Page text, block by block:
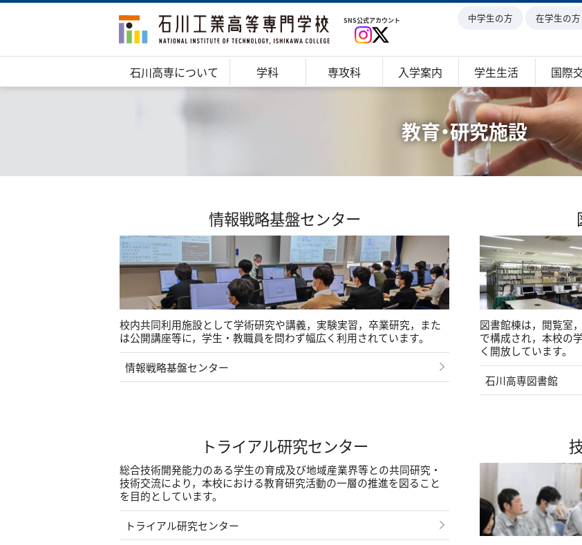
SNS公式アカウント
石川高専について 学科 専攻科 入学案内 学生生活 国際
中学生の方 在学生の方
教育・研究施設
情報戦略基盤センター
校内共同利用施設として学術研究や講義，実験実習，卒業研究，また
は公開講座等に，学生・教職員を問わず幅広く利用されています。
情報戦略基盤センター
図書館棟は，閲覧室
で構成され，本校の
く開放しています。
石川高専図書館
トライアル研究センター
総合技術開発能力のある学生の育成及び地域産業界等との共同研究・
技術交流により，本校における教育研究活動の一層の推進を図ること
を目的としています。
トライアル研究センター